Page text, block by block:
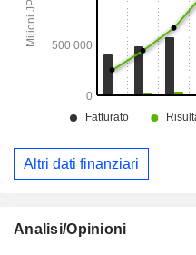
Altri dati finanziari
Analisi/Opinioni